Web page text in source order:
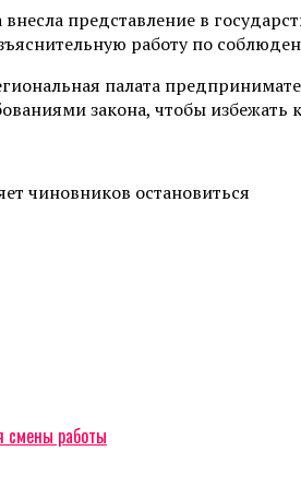
представление в
работу по
палата
закона, чтобы
чиновников остановиться
смены работы